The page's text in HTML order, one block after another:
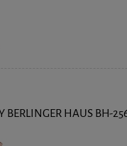
BERLINGER HAUS BH-